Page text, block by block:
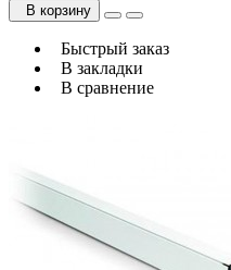
В корзину
Быстрый заказ
В закладки
В сравнение